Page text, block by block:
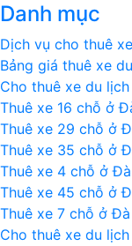
lịch
tham
quan
Huế
(4
điểm)
Danh mục
Dịch vụ cho thuê
Bảng giá thuê xe
Cho thuê xe du
Thuê xe 16 chỗ ở
Thuê xe 29 chỗ ở
Thuê xe 35 chỗ ở
Thuê xe 4 chỗ ở
Thuê xe 45 chỗ ở
Thuê xe 7 chỗ ở
Cho thuê xe du